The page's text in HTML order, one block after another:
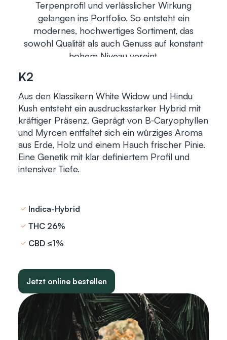
Terpenprofil und verlässlicher Wirkung
gelangen ins Portfolio. So entsteht ein
modernes, hochwertiges Sortiment, das
sowohl Qualität als auch Genuss auf konstant
hohem Niveau vereint.
K2
Aus den Klassikern White Widow und Hindu
Kush entsteht ein ausdrucksstarker Hybrid mit
kräftiger Präsenz. Geprägt von B‑Caryophyllen
und Myrcen entfaltet sich ein würziges Aroma
aus Erde, Holz und einem Hauch frischer Pinie.
Eine Genetik mit klar definiertem Profil und
intensiver Tiefe.
Indica-Hybrid
THC 26%
CBD ≤1%
Jetzt online bestellen